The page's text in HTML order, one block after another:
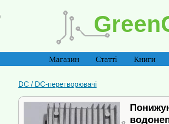
Магазин Статті Книги
DC / DC-перетворювачі